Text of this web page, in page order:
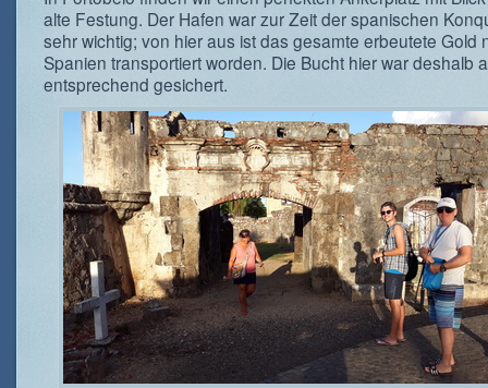
alte Festung. Der Hafen war zur Zeit der spanischen
sehr wichtig; von hier aus ist das gesamte erbeutete Gold
Spanien transportiert worden. Die Bucht hier war deshalb
entsprechend gesichert.